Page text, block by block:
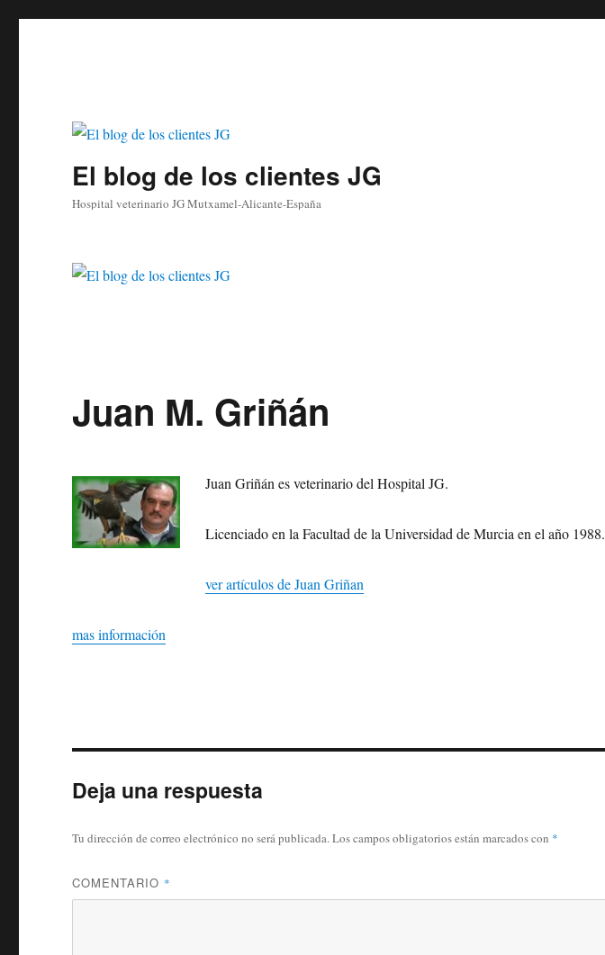
El blog de los clientes JG
Hospital veterinario JG Mutxamel-Alicante-España
Juan M. Griñán
Juan Griñán es veterinario del Hospital JG.
Licenciado en la Facultad de la Universidad de Murcia en el año 1988.
ver artículos de Juan Griñan
mas información
Deja una respuesta
Tu dirección de correo electrónico no será publicada.Los campos obligatorios están marcados con *
COMENTARIO *